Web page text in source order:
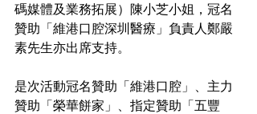
碼媒體及業務拓展）陳小芝小姐，冠名
贊助「維港口腔深圳醫療」負責人鄭嚴
素先生亦出席支持。
是次活動冠名贊助「維港口腔」、主力
贊助「榮華餅家」、指定贊助「五豐